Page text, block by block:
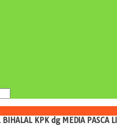
BIHALAL KPK dg MEDIA PASCA